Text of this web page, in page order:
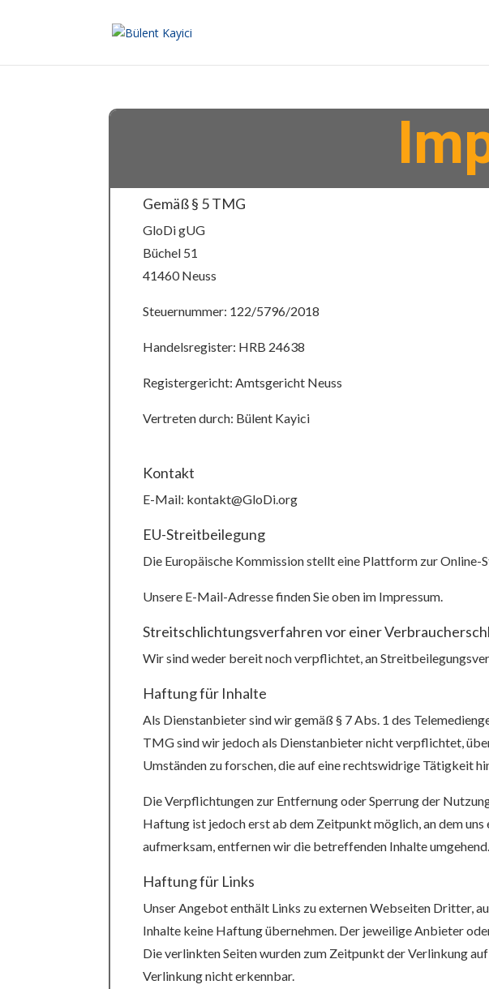
Gemäß § 5 TMG
GloDi gUG
Büchel 51
41460 Neuss
Steuernummer: 122/5796/2018
Handelsregister: HRB 24638
Registergericht: Amtsgericht Neuss
Vertreten durch: Bülent Kayici
Kontakt
E-Mail: kontakt@GloDi.org
EU-Streitbeilegung
Die Europäische Kommission stellt eine Plattform zur
Unsere E-Mail-Adresse finden Sie oben im Impressum.
Streitschlichtungsverfahren vor einer
Wir sind weder bereit noch verpflichtet, an
Haftung für Inhalte
Als Dienstanbieter sind wir gemäß § 7 Abs. 1 des
TMG sind wir jedoch als Dienstanbieter nicht verpflichtet,
Umständen zu forschen, die auf eine rechtswidrige Tätigkeit
Die Verpflichtungen zur Entfernung oder Sperrung der
Haftung ist jedoch erst ab dem Zeitpunkt möglich, an dem
aufmerksam, entfernen wir die betreffenden Inhalte umgehend.
Haftung für Links
Unser Angebot enthält Links zu externen Webseiten Dritter,
Inhalte keine Haftung übernehmen. Der jeweilige Anbieter
Die verlinkten Seiten wurden zum Zeitpunkt der Verlinkung
Verlinkung nicht erkennbar.